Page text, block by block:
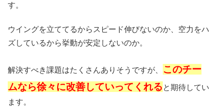
す。
ウイングを立ててるからスピード伸びないのか、空力をハ
ズしているから挙動が安定しないのか。
解決すべき課題はたくさんありそうですが、
このチー
ムなら徐々に改善していってくれると期待してい
ます。